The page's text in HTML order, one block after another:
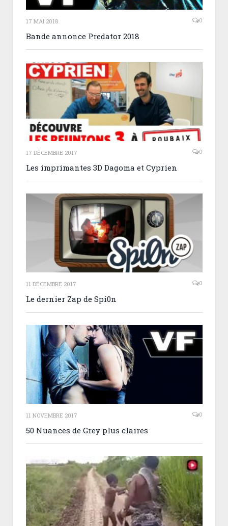
17 MAI 2018 0
Bande annonce Predator 2018
17 DÉCEMBRE 2017 0
Les imprimantes 3D Dagoma et Cyprien
11 DÉCEMBRE 2017 0
Le dernier Zap de Spi0n
11 NOVEMBRE 2017 0
50 Nuances de Grey plus claires